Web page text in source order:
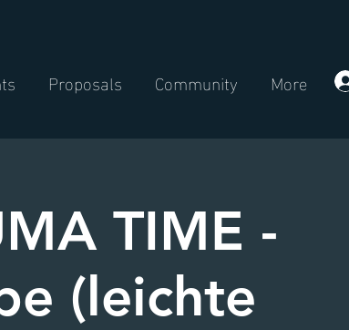
Proposals Community More
TIME -
(leichte